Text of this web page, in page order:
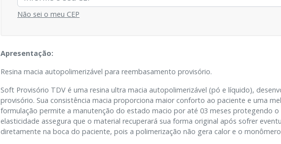
Não sei o meu CEP
Apresentação:
Resina macia autopolimerizável para reembasamento provisório.
Soft Provisório TDV é uma resina ultra macia autopolimerizável (pó e líquido),
provisório. Sua consistência macia proporciona maior conforto ao paciente e uma
formulação permite a manutenção do estado macio por até 03 meses protegendo o
elasticidade assegura que o material recuperará sua forma original após sofrer
diretamente na boca do paciente, pois a polimerização não gera calor e o